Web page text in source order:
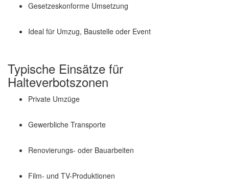
Gesetzeskonforme Umsetzung
Ideal für Umzug, Baustelle oder Event
Typische Einsätze für
Halteverbotszonen
Private Umzüge
Gewerbliche Transporte
Renovierungs- oder Bauarbeiten
Film- und TV-Produktionen